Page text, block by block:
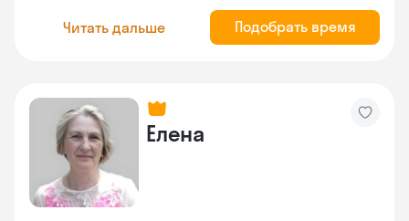
Читать дальше Подобрать время
Елена